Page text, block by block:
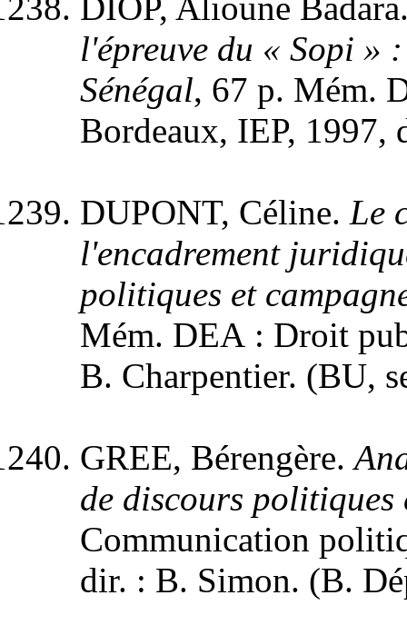
l'épreuve du « Sopi »
Sénégal, 67 p. Mém.
Bordeaux, IEP,
DUPONT, Céline. Le
l'encadrement
politiques et
Mém. DEA : Droit
B. Charpentier. (BU,
GREE, Bérengère.
de discours politiques
Communication
dir. : B. Simon. (B.